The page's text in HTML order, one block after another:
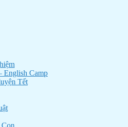
English Camp
Tết